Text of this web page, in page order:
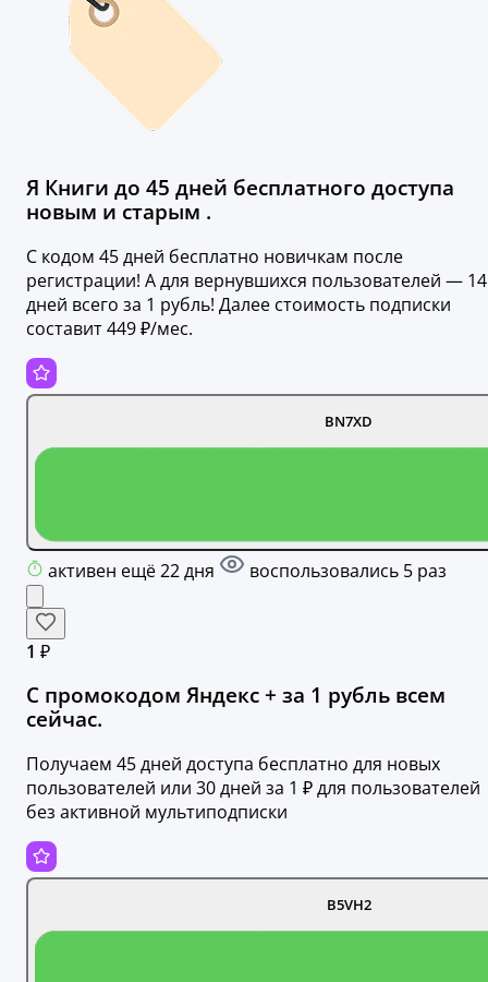
Я Книги до 45 дней бесплатного доступа
новым и старым .
С кодом 45 дней бесплатно новичкам после
регистрации! А для вернувшихся пользователей — 14
дней всего за 1 рубль! Далее стоимость подписки
составит 449 ₽/мес.
BN7XD
активен ещё 22 дня воспользовались 5 раз
1 ₽
С промокодом Яндекс + за 1 рубль всем
сейчас.
Получаем 45 дней доступа бесплатно для новых
пользователей или 30 дней за 1 ₽ для пользователей
без активной мультиподписки
B5VH2